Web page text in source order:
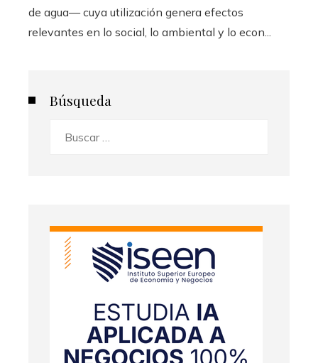
de agua— cuya utilización genera efectos
relevantes en lo social, lo ambiental y lo econ...
Búsqueda